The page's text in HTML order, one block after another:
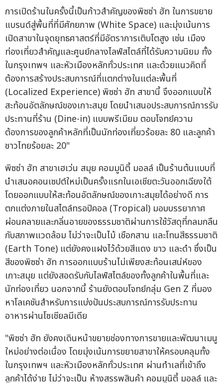
การเปิดร้านในครั้งนี้เป็นก้าวสำคัญของพิซซ่า ฮัท ในการขยาย
แบรนด์สู่พื้นที่ที่มีศักยภาพ (White Space) และมุ่งเน้นการ
เปิดสาขาในจุดยุทธศาสตร์ที่มีอัตราการเติบโตสูง เช่น เมือง
ท่องเที่ยวสำคัญและศูนย์กลางไลฟ์สไตล์ที่ได้รับความนิยม ทั้ง
ในกรุงเทพฯ และหัวเมืองหลักทั่วประเทศ และด้วยแนวคิดที่
ต้องการสร้างประสบการณ์ที่แตกต่างในแต่ละพื้นที่
(Localized Experience) พิซซ่า ฮัท สาขานี้ จึงออกแบบให้
สะท้อนอัตลักษณ์ของเกาะสมุย โดยนำเสนอประสบการณ์การรับ
ประทานที่ร้าน (Dine-in) แบบพรีเมียม ตอบโจทย์ความ
ต้องการของลูกค้าหลักที่เป็นนักท่องเที่ยวร้อยละ 80 และลูกค้า
ชาวไทยร้อยละ 20"
พิซซ่า ฮัท สาขาเฮเว่น สมุย คอมมูนิตี้ มอลล์ เป็นร้านต้นแบบที่
นำเสนอคอนเซปต์ใหม่เป็นครั้งแรกในเอเชียตะวันออกเฉียงใต้
โดยออกแบบให้สะท้อนอัตลักษณ์ของเกาะสมุยได้อย่างดี การ
ตกแต่งภายในสไตล์ทรอปิคอล (Tropical) มอบบรรยากาศ
ผ่อนคลายและกลิ่นอายของธรรมชาติผ่านการใช้วัสดุที่กลมกลืน
กับสภาพแวดล้อม ไม่ว่าจะเป็นไม้ เชือกสาน และโทนสีธรรมชาติ
(Earth Tone) แต่ยังคงแฝงไว้ด้วยสีแดง ขาว และดำ ซึ่งเป็น
สีของพิซซ่า ฮัท การออกแบบร้านไม่เพียงสะท้อนเสน่ห์ของ
เกาะสมุย แต่ยังสอดรับกับไลฟ์สไตล์ของทั้งลูกค้าในพื้นที่และ
นักท่องเที่ยว นอกจากนี้ ร้านยังตอบโจทย์กลุ่ม Gen Z ที่มอง
หาโลเคชันสำหรับการแบ่งปันประสบการณ์การรับประทาน
อาหารผ่านโซเชียลมีเดีย
"พิซซ่า ฮัท ยังคงเดินหน้าขยายช่องทางการขายและพัฒนาเมนู
ใหม่อย่างต่อเนื่อง โดยมุ่งเน้นการขยายสาขาให้ครอบคลุมทั้ง
ในกรุงเทพฯ และหัวเมืองหลักทั่วประเทศ ผ่านทำเลที่เข้าถึง
ลูกค้าได้ง่าย ไม่ว่าจะเป็น ห้างสรรพสินค้า คอมมูนิตี้ มอลล์ และ